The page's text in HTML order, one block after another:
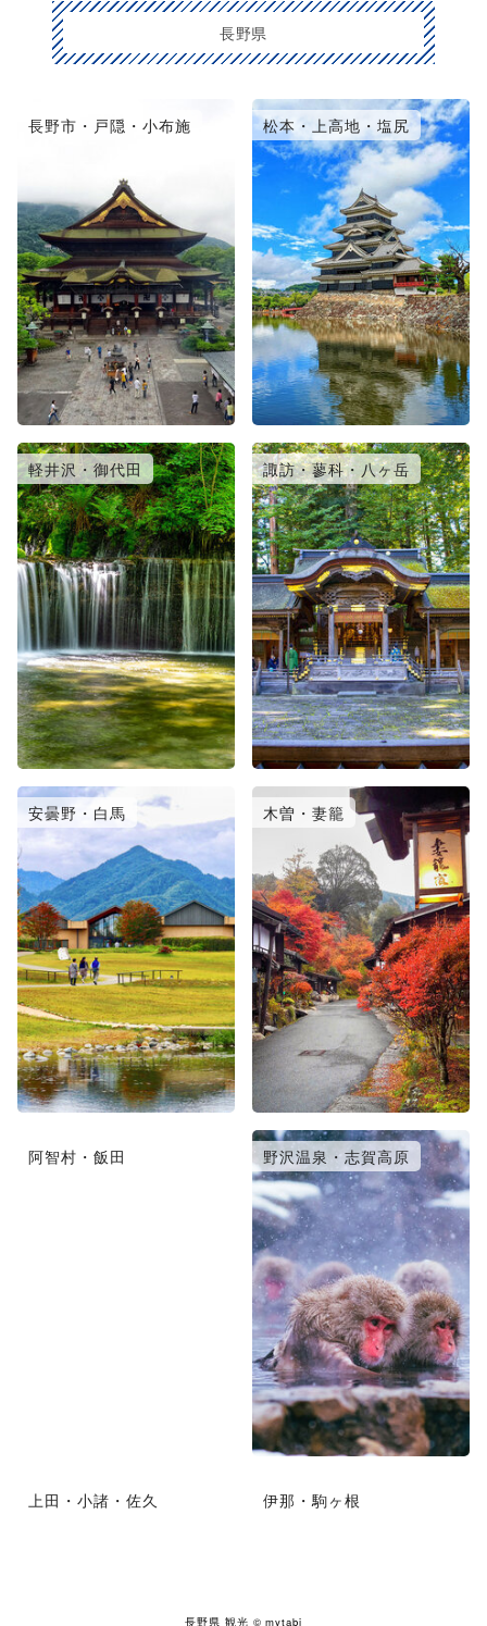
長野県
長野市・戸隠・小布施 松本・上高地・塩尻
軽井沢・御代田 諏訪・蓼科・八ヶ岳
安曇野・白馬 木曽・妻籠
阿智村・飯田 野沢温泉・志賀高原
上田・小諸・佐久 伊那・駒ヶ根
長野県 観光 © mytabi